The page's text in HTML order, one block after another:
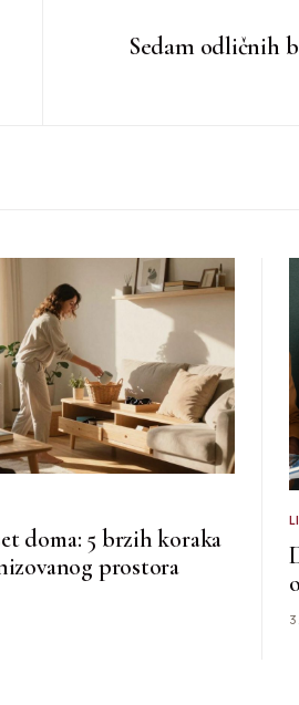
Sedam odličnih
doma: 5 brzih koraka
prostora